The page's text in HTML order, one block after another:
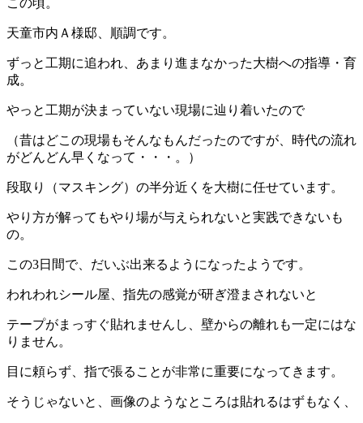
天童市内Ａ様邸、順調です。
ずっと工期に追われ、あまり進まなかった大樹への指導・育
成。
やっと工期が決まっていない現場に辿り着いたので
（昔はどこの現場もそんなもんだったのですが、時代の流れ
がどんどん早くなって・・・。）
段取り（マスキング）の半分近くを大樹に任せています。
やり方が解ってもやり場が与えられないと実践できないも
の。
この3日間で、だいぶ出来るようになったようです。
われわれシール屋、指先の感覚が研ぎ澄まされないと
テープがまっすぐ貼れませんし、壁からの離れも一定にはな
りません。
目に頼らず、指で張ることが非常に重要になってきます。
そうじゃないと、画像のようなところは貼れるはずもなく、